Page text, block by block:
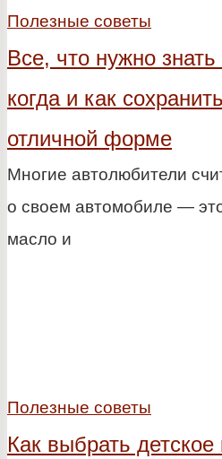
Полезные советы
Все, что нужно
когда и как
отличной форме
Многие автолюбители
о своем автомобиле —
масло и
Полезные советы
Как выбрать детское